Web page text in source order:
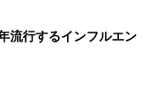
もあり、インフルエ
ぎた赤ちゃんは、で
といえそうですね。
流行するインフルエン